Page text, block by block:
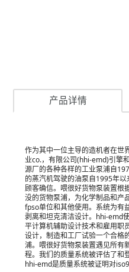
产品详情
作为其中一位主导的造机者在世
业co.，有限公司(hhi-emd)引擎
源厂的各种各样的工业泵浦自
的蒸汽机驾驶的油泵自1995年
顾客确信。喂很好货物泵装置根
没的货物泵浦，为化学制品和产
fpso单位和其他使用。系统为有
剥离和坦克清洁设计。hhi-emd
平计算机辅助设计技术和雇用职
设计，制造和工厂试验一个合格
浦。喂很好货物泵装置遇见所有
程。我们的质量系统被评估了和
hhi-emd是质量系统被证明对